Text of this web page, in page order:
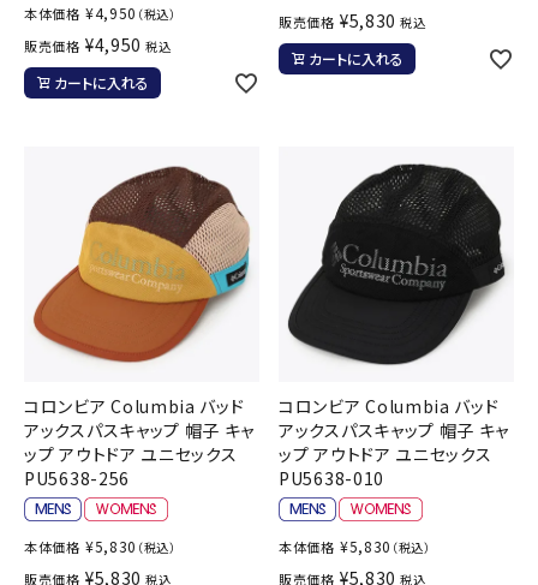
本体価格 ¥4,950 （税込）
販売価格 ¥4,950 税込
カートに入れる
販売価格 ¥5,830 税込
カートに入れる
コロンビア Columbia バッド
アックスパスキャップ 帽子 キャ
ップ アウトドア ユニセックス
PU5638-256
本体価格 ¥5,830 （税込）
販売価格 ¥5,830 税込
コロンビア Columbia バッド
アックスパスキャップ 帽子 キャ
ップ アウトドア ユニセックス
PU5638-010
本体価格 ¥5,830 （税込）
販売価格 ¥5,830 税込